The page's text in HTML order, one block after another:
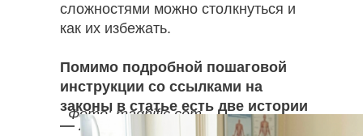
сложностями можно столкнуться и
как их избежать.
Помимо подробной пошаговой
инструкции со ссылками на
законы в статье есть две истории
— личный опыт двух женщин,
Фото: magnific.com